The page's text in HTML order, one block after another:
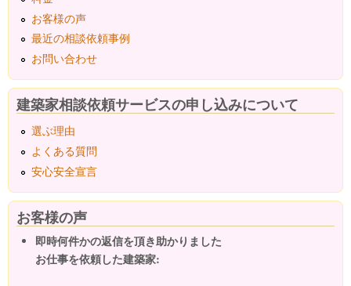
お客様の声
最近の相談依頼事例
お問い合わせ
建築家相談依頼サービスの申し込みについて
選ぶ理由
よくある質問
安心安全宣言
お客様の声
即時何件かの返信を頂き助かりました
お仕事を依頼した建築家: